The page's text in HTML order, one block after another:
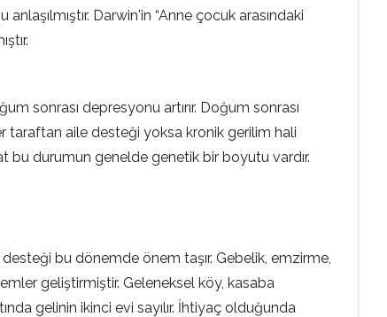
Darwin'in “Anne çocuk arasındaki
sonrası depresyonu artırır. Doğum sonrası
taraftan aile desteği yoksa kronik gerilim hali
bu durumun genelde genetik bir boyutu vardır.
bu dönemde önem taşır. Gebelik, emzirme,
geliştirmiştir. Geleneksel köy, kasaba
gelinin ikinci evi sayılır. İhtiyaç olduğunda